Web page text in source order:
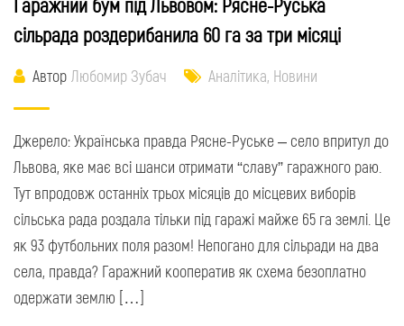
сільрада роздерибанила 60 га за три місяці
Автор Любомир Зубач Аналітика, Новини
Джерело: Українська правда Рясне-Руське – село впритул до
Львова, яке має всі шанси отримати “славу” гаражного раю.
Тут впродовж останніх трьох місяців до місцевих виборів
сільська рада роздала тільки під гаражі майже 65 га землі. Це
як 93 футбольних поля разом! Непогано для сільради на два
села, правда? Гаражний кооператив як схема безоплатно
одержати землю […]